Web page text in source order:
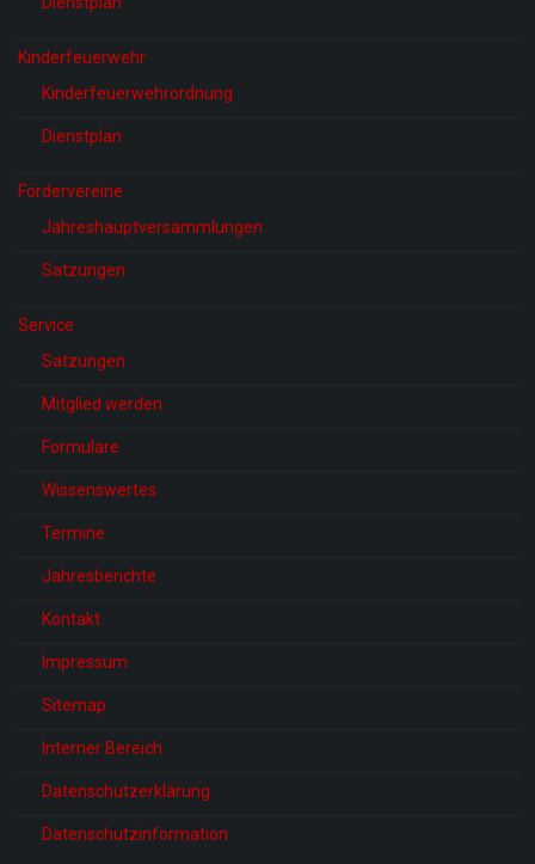
Kinderfeuerwehr
Kinderfeuerwehrordnung
Dienstplan
Fördervereine
Jahreshauptversammlungen
Satzungen
Service
Satzungen
Mitglied werden
Formulare
Wissenswertes
Termine
Jahresberichte
Kontakt
Impressum
Sitemap
Interner Bereich
Datenschutzerklärung
Datenschutzinformation